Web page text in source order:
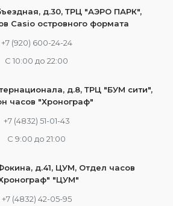
д.30, ТРЦ "АЭРО ПАРК",
Casio островного формата
+7 (920) 600-24-24
С 10:00 до 22:00
д.8, ТРЦ "БУМ сити",
часов "Хронограф"
+7 (4832) 51-01-43
С 9:00 до 21:00
д.41, ЦУМ, Отдел часов
"ЦУМ"
+7 (4832) 42-05-95